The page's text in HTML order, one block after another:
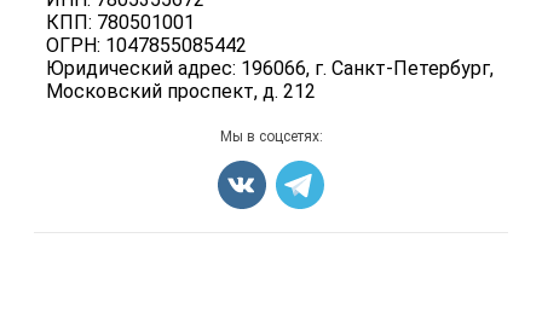
КПП: 780501001
ОГРН: 1047855085442
Юридический адрес: 196066, г. Санкт-Петербург,
Московский проспект, д. 212
Вакансии
Блог
Рыбопосадочный материал
Полуфабрикаты
Консервы
Карта объявлений
Мы в соцсетях: